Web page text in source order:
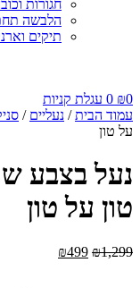
חגורות
הלבשה
תיקים
₪0
0 עגלת קניות
עמוד הבית/ נעליים /
על טון
נעל בצבע
טון על טון
₪1,299
המחיר
₪499